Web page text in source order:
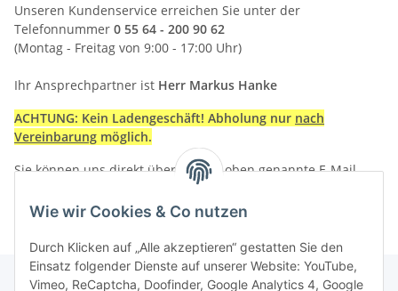
Unseren Kundenservice erreichen Sie unter der
Telefonnummer 0 55 64 - 200 90 62
(Montag - Freitag von 9:00 - 17:00 Uhr)
Ihr Ansprechpartner ist Herr Markus Hanke
ACHTUNG: Kein Ladengeschäft! Abholung nur nach
Vereinbarung möglich.
Sie können uns direkt über unsere oben genannte E-Mail-
Wie wir Cookies & Co nutzen
Durch Klicken auf „Alle akzeptieren“ gestatten Sie den
Einsatz folgender Dienste auf unserer Website: YouTube,
Vimeo, ReCaptcha, Doofinder, Google Analytics 4, Google